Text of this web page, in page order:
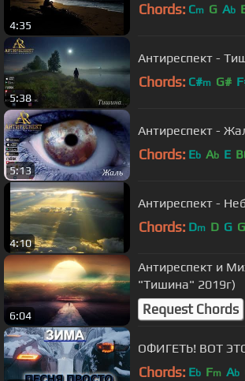
4:35
Chords: Cm G Ab
5:38
Антиреспект -
Chords: C#m G#
5:13
Антиреспект -
Chords: Eb Ab E B
4:10
Антиреспект -
Chords: Dm D G G
6:04
Антиреспект и
"Тишина" 2019г)
Request Chords
ОФИГЕТЬ! ВОТ
Chords: Eb Fm Ab